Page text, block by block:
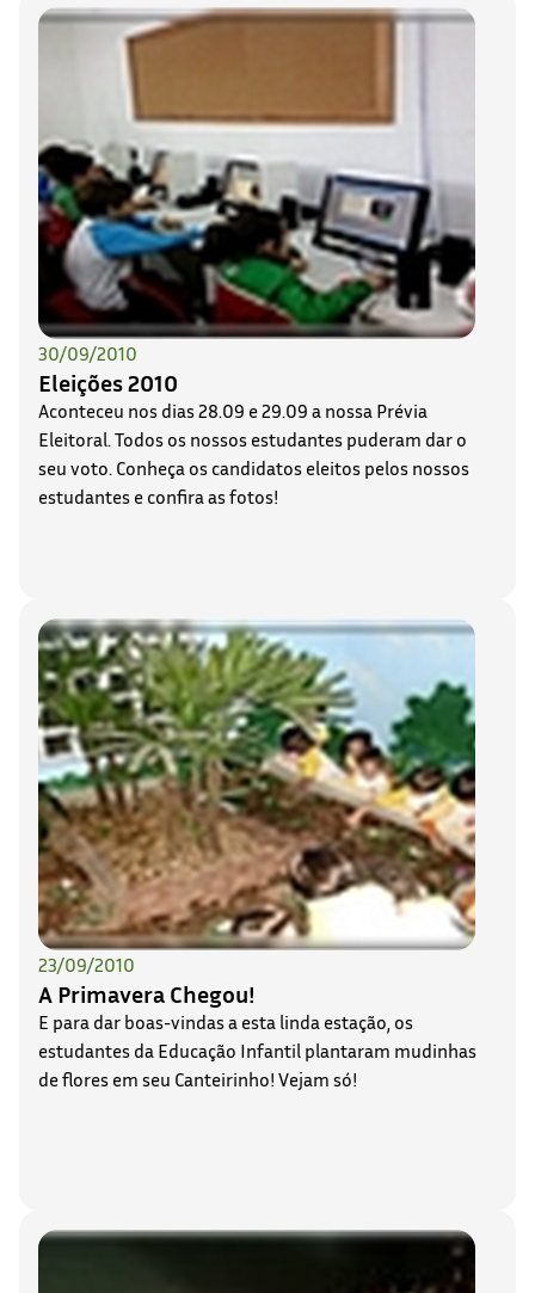
30/09/2010
Eleições 2010
Aconteceu nos dias 28.09 e 29.09 a nossa Prévia
Eleitoral. Todos os nossos estudantes puderam dar o
seu voto. Conheça os candidatos eleitos pelos nossos
estudantes e confira as fotos!
23/09/2010
A Primavera Chegou!
E para dar boas-vindas a esta linda estação, os
estudantes da Educação Infantil plantaram mudinhas
de flores em seu Canteirinho! Vejam só!